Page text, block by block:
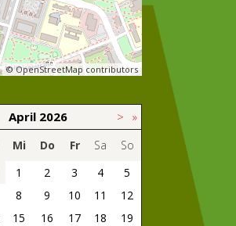
© OpenStreetMap contributors
April 2026 > »
Mi Do Fr Sa
So
1 2 3 4
5
8 9 10 11
12
15 16 17 18
19